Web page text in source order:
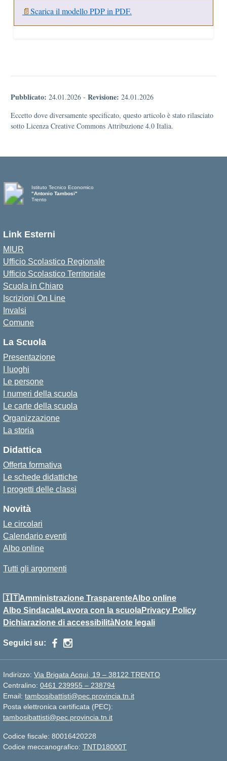
📄Scarica il modello PDP in PDF.
Pubblicato: 24.01.2026 - Revisione: 24.01.2026
Eccetto dove diversamente specificato, questo articolo è stato rilasciato
sotto Licenza Creative Commons Attribuzione 4.0 Italia.
Istituto Tecnico Economico
"Antonio Tambosi"
Trento
Link Esterni
MIUR
Ufficio Scolastico Regionale
Ufficio Scolastico Territoriale
Scuola in Chiaro
Iscrizioni On Line
Invalsi
Comune
La Scuola
Presentazione
I luoghi
Le persone
I numeri della scuola
Le carte della scuola
Organizzazione
La storia
Didattica
Offerta formativa
Le schede didattiche
I progetti delle classi
Novità
Le circolari
Calendario eventi
Albo online
Tutti gli argomenti
🇮🇹Amministrazione TrasparenteAlbo online
Albo SindacaleLavora con la scuolaPrivacy Policy
Dichiarazione di accessibilitàNote legali
Seguici su:
Indirizzo: Via Brigata Acqui, 19 – 38122 TRENTO
Centralino: 0461 239955 – 238794
Email: tambosibattisti@pec.provincia.tn.it
Posta elettronica certificata (PEC):
tambosibattisti@pec.provincia.tn.it
Codice fiscale: 80016420228
Codice meccanografico: TNTD18000T